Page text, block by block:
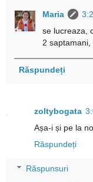
Maria
se lucreaza,
2
Răspundeți
zoltybogata
Așa-i și pe la
Răspundeți
Răspunsuri